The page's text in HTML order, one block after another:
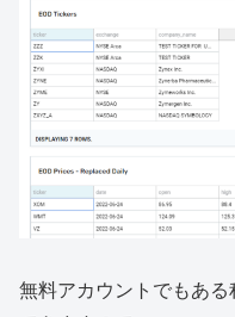
無料アカウントでもあ